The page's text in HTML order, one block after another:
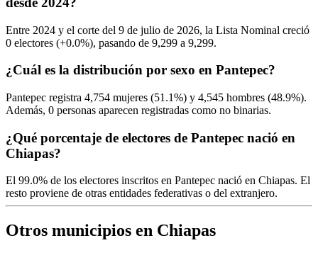
Entre 2024 y el corte del 9 de julio de 2026, la Lista Nominal creció
0 electores (+0.0%), pasando de 9,299 a 9,299.
¿Cuál es la distribución por sexo en Pantepec?
Pantepec registra 4,754 mujeres (51.1%) y 4,545 hombres (48.9%).
Además, 0 personas aparecen registradas como no binarias.
¿Qué porcentaje de electores de Pantepec nació en
Chiapas?
El 99.0% de los electores inscritos en Pantepec nació en Chiapas. El
resto proviene de otras entidades federativas o del extranjero.
Otros municipios en Chiapas